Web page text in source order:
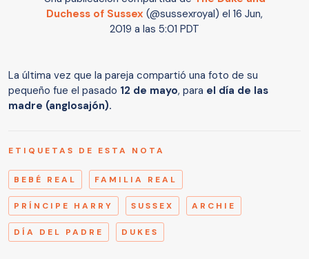
Duchess of Sussex (@sussexroyal) el 16 Jun,
2019 a las 5:01 PDT
La última vez que la pareja compartió una foto de su
pequeño fue el pasado 12 de mayo, para el día de las
madre (anglosajón).
ETIQUETAS DE ESTA NOTA
BEBÉ REAL FAMILIA REAL
PRÍNCIPE HARRY SUSSEX ARCHIE
DÍA DEL PADRE DUKES